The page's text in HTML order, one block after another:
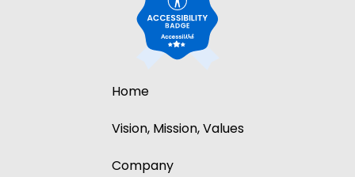
menu
Home
Vision, Mission, Values
Company